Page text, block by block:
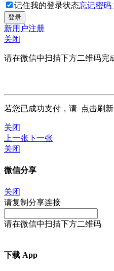
记住我的登录状态忘记密码
新用户注册
关闭
请在微信中扫描下方二维码完
若您已成功支付，请 点击刷新
关闭
上一张下一张
关闭
微信分享
关闭
请复制分享连接
请在微信中扫描下方二维码
下载 App